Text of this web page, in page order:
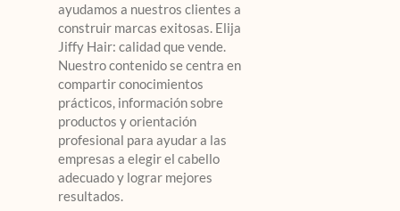
ayudamos a nuestros clientes a
construir marcas exitosas. Elija
Jiffy Hair: calidad que vende.
Nuestro contenido se centra en
compartir conocimientos
prácticos, información sobre
productos y orientación
profesional para ayudar a las
empresas a elegir el cabello
adecuado y lograr mejores
resultados.